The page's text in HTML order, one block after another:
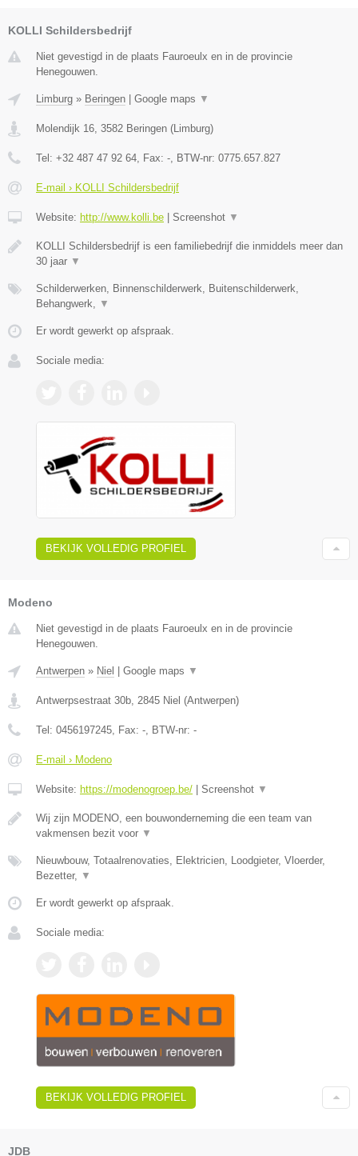
KOLLI Schildersbedrijf
Niet gevestigd in de plaats Fauroeulx en in de provincie
Henegouwen.
Limburg » Beringen Google maps ▼
Molendijk 16, 3582 Beringen (Limburg)
Tel: +32 487 47 92 64, Fax: -, BTW-nr: 0775.657.827
E-mail › KOLLI Schildersbedrijf
Website: http://www.kolli.be Screenshot ▼
KOLLI Schildersbedrijf is een familiebedrijf die inmiddels meer dan
30 jaar ▼
Schilderwerken, Binnenschilderwerk, Buitenschilderwerk,
Behangwerk, ▼
Er wordt gewerkt op afspraak.
Sociale media:
BEKIJK VOLLEDIG PROFIEL
Modeno
Niet gevestigd in de plaats Fauroeulx en in de provincie
Henegouwen.
Antwerpen » Niel Google maps ▼
Antwerpsestraat 30b, 2845 Niel (Antwerpen)
Tel: 0456197245, Fax: -, BTW-nr: -
E-mail › Modeno
Website: https://modenogroep.be/ Screenshot ▼
Wij zijn MODENO, een bouwonderneming die een team van
vakmensen bezit voor ▼
Nieuwbouw, Totaalrenovaties, Elektricien, Loodgieter, Vloerder,
Bezetter, ▼
Er wordt gewerkt op afspraak.
Sociale media:
BEKIJK VOLLEDIG PROFIEL
JDB